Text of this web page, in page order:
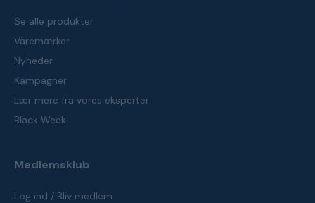
Se alle produkter
Varemærker
Nyheder
Kampagner
Lær mere fra vores eksperter
Black Week
Medlemsklub
Log ind / Bliv medlem